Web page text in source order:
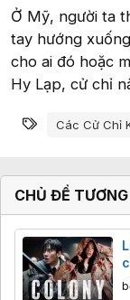
Ở Mỹ, người ta
tay hướng
cho ai đó hoặc
Hy Lạp, cử chỉ
Từ khóa
Các Cử Chỉ
CHỦ ĐỀ